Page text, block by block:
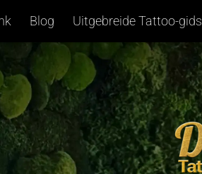
Blog Uitgebreide Tattoo-gids